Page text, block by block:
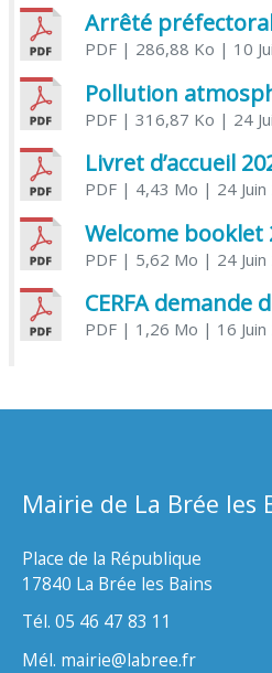
PDF| 286,88 Ko | 10
Pollution
PDF| 316,87 Ko | 24
Livret d’accueil
PDF| 4,43 Mo | 24
Welcome booklet
PDF| 5,62 Mo | 24
PDF| 1,26 Mo | 16
Mairie de La Brée les
Place de la République
17840 La Brée les Bains
Tél. 05 46 47 83 11
Mél. mairie@labree.fr